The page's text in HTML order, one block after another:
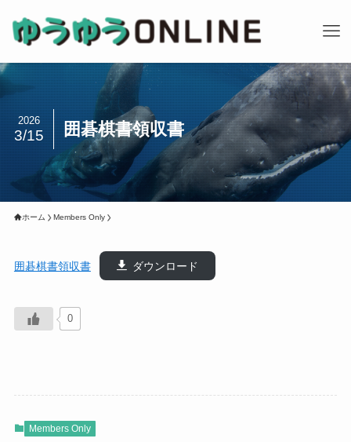
囲碁棋書領収書
2026
3/15
ホーム Members Only
囲碁棋書領収書 ダウンロード
0
Members Only